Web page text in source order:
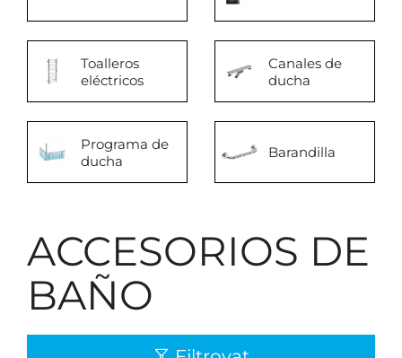
Toalleros
eléctricos
Canales de
ducha
Programa de
ducha
Barandilla
ACCESORIOS DE
BAÑO